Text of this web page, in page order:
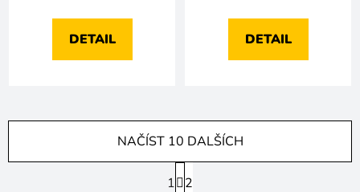
DETAIL DETAIL
NAČÍST 10 DALŠÍCH
S
t
1
2